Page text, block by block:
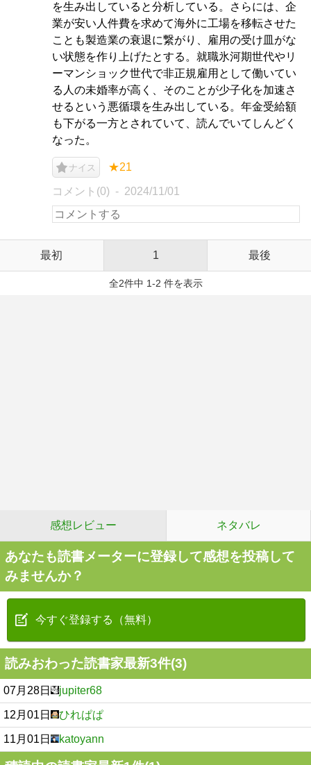
を生み出していると分析している。さらには、企
業が安い人件費を求めて海外に工場を移転させた
ことも製造業の衰退に繋がり、雇用の受け皿がな
い状態を作り上げたとする。就職氷河期世代やリ
ーマンショック世代で非正規雇用として働いてい
る人の未婚率が高く、そのことが少子化を加速さ
せるという悪循環を生み出している。年金受給額
も下がる一方とされていて、読んでいてしんどく
なった。
ナイス ★21
コメント(0) 2024/11/01
最初 1 最後
全2件中 1-2 件を表示
感想レビュー ネタバレ
あなたも読書メーターに登録して感想を投稿して
みませんか？
今すぐ登録する（無料）
読みおわった読書家最新3件(3)
07月28日 jupiter68
12月01日 ひれぱぱ
11月01日 katoyann